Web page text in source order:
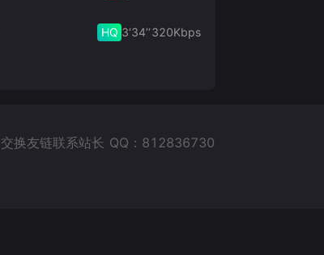
HQ 3‘34’‘320Kbps
交换友链联系站长 QQ：812836730